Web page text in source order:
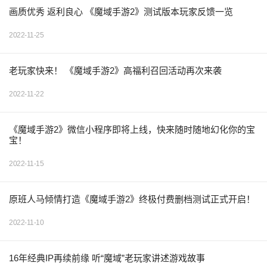
画质优秀 返利良心 《魔域手游2》测试版本玩家反馈一览
2022-11-25
老玩家快来！ 《魔域手游2》高福利召回活动再次来袭
2022-11-22
《魔域手游2》微信小程序即将上线，快来随时随地幻化你的宝
宝！
2022-11-15
原班人马倾情打造《魔域手游2》终极付费删档测试正式开启！
2022-11-10
16年经典IP再续前缘 听“魔域”老玩家讲述游戏故事